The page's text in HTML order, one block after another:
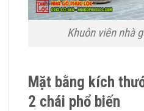
Khuôn viên nhà
Mặt bằng kích
2 chái phổ biến